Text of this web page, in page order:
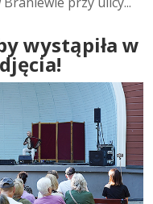
wystąpiła w